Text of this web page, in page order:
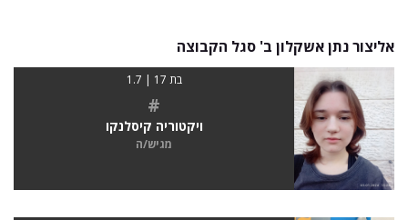
אליצור נתן אשקלון ב' סגל הקבוצה
בת 17 | 1.7
#
ויקטוריה קיסלנקו
מגיש/ה